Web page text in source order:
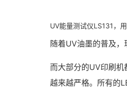
UV能量测试仪LS131，
随着UV油墨的普及
而大部分的UV印刷
越来越严格。所有的